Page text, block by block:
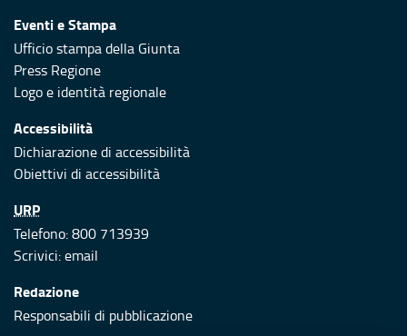
Eventi e Stampa
Ufficio stampa della Giunta
Press Regione
Logo e identità regionale
Accessibilità
Dichiarazione di accessibilità
Obiettivi di accessibilità
URP
Telefono: 800 713939
Scrivici:email
Redazione
Responsabili di pubblicazione